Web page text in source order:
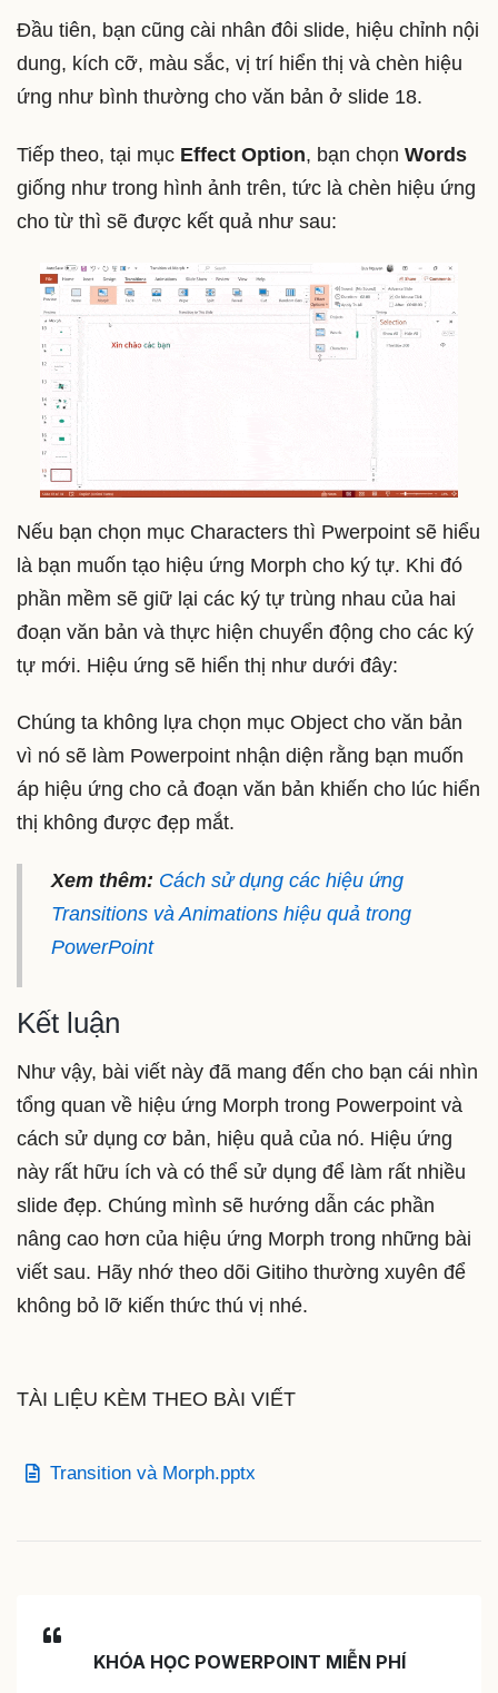
Đầu tiên, bạn cũng cài nhân đôi slide, hiệu chỉnh nội
dung, kích cỡ, màu sắc, vị trí hiển thị và chèn hiệu
ứng như bình thường cho văn bản ở slide 18.
Tiếp theo, tại mục Effect Option, bạn chọn Words
giống như trong hình ảnh trên, tức là chèn hiệu ứng
cho từ thì sẽ được kết quả như sau:
Nếu bạn chọn mục Characters thì Pwerpoint sẽ hiểu
là bạn muốn tạo hiệu ứng Morph cho ký tự. Khi đó
phần mềm sẽ giữ lại các ký tự trùng nhau của hai
đoạn văn bản và thực hiện chuyển động cho các ký
tự mới. Hiệu ứng sẽ hiển thị như dưới đây:
Chúng ta không lựa chọn mục Object cho văn bản
vì nó sẽ làm Powerpoint nhận diện rằng bạn muốn
áp hiệu ứng cho cả đoạn văn bản khiến cho lúc hiển
thị không được đẹp mắt.
Xem thêm: Cách sử dụng các hiệu ứng
Transitions và Animations hiệu quả trong
PowerPoint
Kết luận
Như vậy, bài viết này đã mang đến cho bạn cái nhìn
tổng quan về hiệu ứng Morph trong Powerpoint và
cách sử dụng cơ bản, hiệu quả của nó. Hiệu ứng
này rất hữu ích và có thể sử dụng để làm rất nhiều
slide đẹp. Chúng mình sẽ hướng dẫn các phần
nâng cao hơn của hiệu ứng Morph trong những bài
viết sau. Hãy nhớ theo dõi Gitiho thường xuyên để
không bỏ lỡ kiến thức thú vị nhé.
TÀI LIỆU KÈM THEO BÀI VIẾT
Transition và Morph.pptx
KHÓA HỌC POWERPOINT MIỄN PHÍ